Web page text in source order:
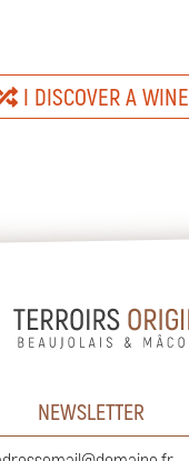
I DISCOVER A WINE
NEWSLETTER